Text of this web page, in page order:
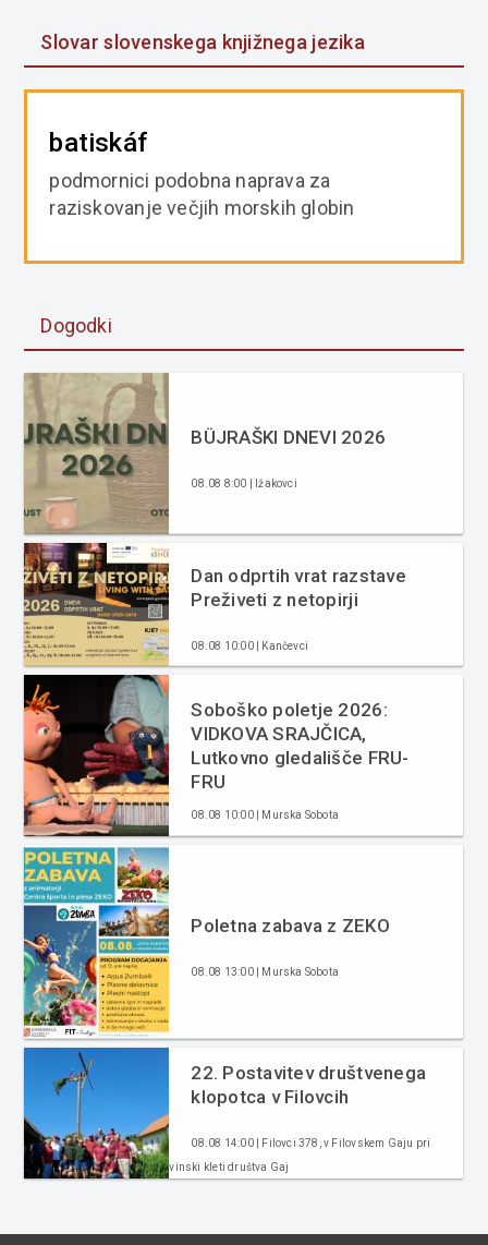
Slovar slovenskega knjižnega jezika
batiskáf
podmornici podobna naprava za
raziskovanje večjih morskih globin
Dogodki
BÜJRAŠKI DNEVI 2026
08.08 8:00 | Ižakovci
Dan odprtih vrat razstave
Preživeti z netopirji
08.08 10:00 | Kančevci
Soboško poletje 2026:
VIDKOVA SRAJČICA,
Lutkovno gledališče FRU-
FRU
08.08 10:00 | Murska Sobota
Poletna zabava z ZEKO
08.08 13:00 | Murska Sobota
22. Postavitev društvenega
klopotca v Filovcih
08.08 14:00 | Filovci 378, v Filovskem Gaju pri
vinski kleti društva Gaj